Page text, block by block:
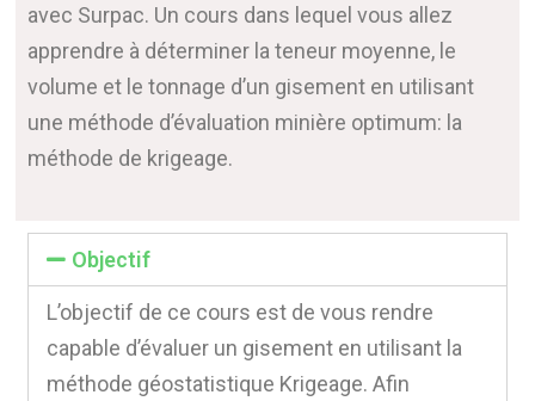
avec Surpac. Un cours dans lequel vous allez
apprendre à déterminer la teneur moyenne, le
volume et le tonnage d’un gisement en utilisant
une méthode d’évaluation minière optimum: la
méthode de krigeage.
Objectif
L’objectif de ce cours est de vous rendre
capable d’évaluer un gisement en utilisant la
méthode géostatistique Krigeage. Afin